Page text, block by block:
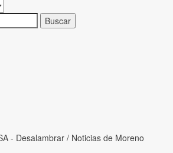
- Desalambrar / Noticias de Moreno